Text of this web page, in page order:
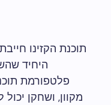
תוכנת הקזינו
היחיד
פלטפורמת
מקוון, ושחקן